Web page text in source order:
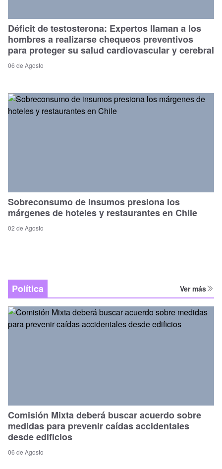
Déficit de testosterona: Expertos llaman a los
hombres a realizarse chequeos preventivos
para proteger su salud cardiovascular y cerebral
06 de Agosto
Sobreconsumo de insumos presiona los
márgenes de hoteles y restaurantes en Chile
02 de Agosto
Política Ver más
Comisión Mixta deberá buscar acuerdo sobre
medidas para prevenir caídas accidentales
desde edificios
06 de Agosto